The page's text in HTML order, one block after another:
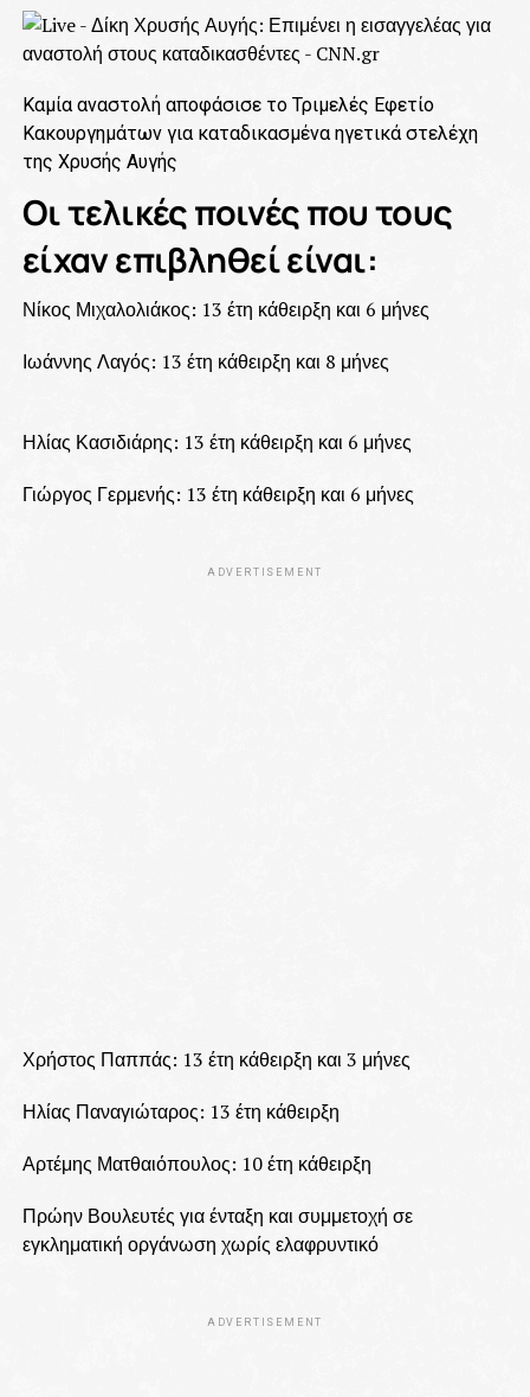
Καμία αναστολή αποφάσισε το Τριμελές Εφετίο
Κακουργημάτων για καταδικασμένα ηγετικά στελέχη
της Χρυσής Αυγής
Οι τελικές ποινές που τους
είχαν επιβληθεί είναι:
Νίκος Μιχαλολιάκος: 13 έτη κάθειρξη και 6 μήνες
Ιωάννης Λαγός: 13 έτη κάθειρξη και 8 μήνες
Ηλίας Κασιδιάρης: 13 έτη κάθειρξη και 6 μήνες
Γιώργος Γερμενής: 13 έτη κάθειρξη και 6 μήνες
ADVERTISEMENT
Χρήστος Παππάς: 13 έτη κάθειρξη και 3 μήνες
Ηλίας Παναγιώταρος: 13 έτη κάθειρξη
Αρτέμης Ματθαιόπουλος: 10 έτη κάθειρξη
Πρώην Βουλευτές για ένταξη και συμμετοχή σε
εγκληματική οργάνωση χωρίς ελαφρυντικό
ADVERTISEMENT